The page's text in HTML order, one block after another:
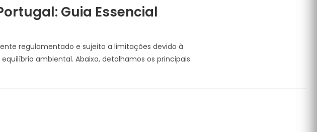
Guia Essencial
regulamentado e sujeito a limitações devido à
ambiental. Abaixo, detalhamos os principais